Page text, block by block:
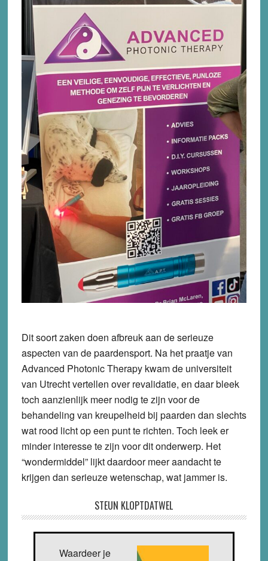
Dit soort zaken doen afbreuk aan de serieuze
aspecten van de paardensport. Na het praatje van
Advanced Photonic Therapy kwam de universiteit
van Utrecht vertellen over revalidatie, en daar bleek
toch aanzienlijk meer nodig te zijn voor de
behandeling van kreupelheid bij paarden dan slechts
wat rood licht op een punt te richten. Toch leek er
minder interesse te zijn voor dit onderwerp. Het
“wondermiddel” lijkt daardoor meer aandacht te
krijgen dan serieuze wetenschap, wat jammer is.
STEUN KLOPTDATWEL
Waardeer je